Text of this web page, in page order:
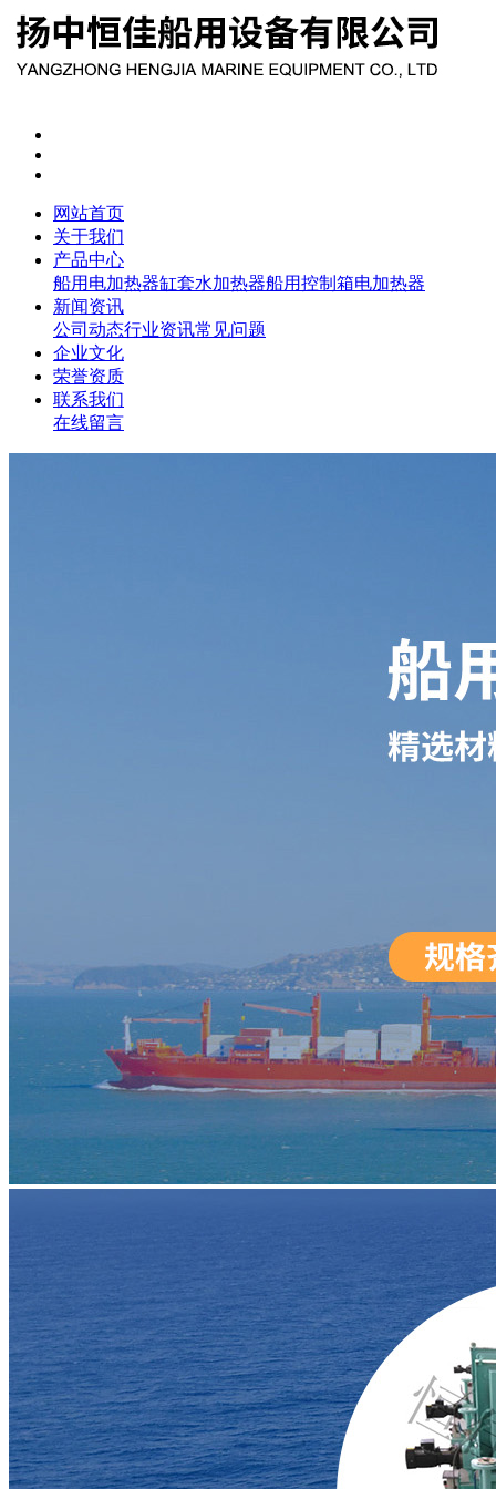
网站首页
关于我们
产品中心
船用电加热器缸套水加热器船用控制箱电加热器
新闻资讯
公司动态行业资讯常见问题
企业文化
荣誉资质
联系我们
在线留言